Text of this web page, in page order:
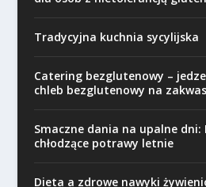
Tradycyjna kuchnia sycylijska
Catering bezglutenowy –
chleb bezglutenowy na
Smaczne dania na upalne dni:
chłodzące potrawy letnie
Dieta a zdrowe nawyki